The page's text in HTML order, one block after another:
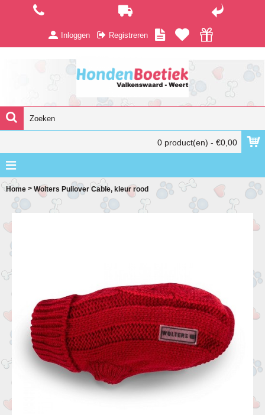
Inloggen Registreren
0 product(en) - €0,00
Home > Wolters Pullover Cable, kleur rood